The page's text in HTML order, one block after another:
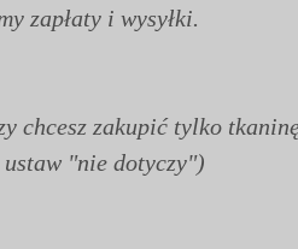
zapłaty i wysyłki.
chcesz zakupić tylko
ustaw "nie dotyczy")